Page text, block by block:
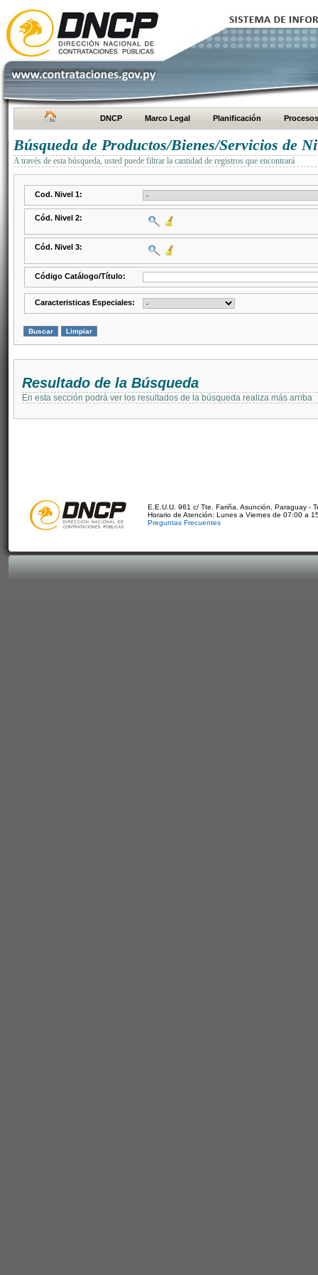
DNCP Marco Legal Planificación Procesos
Búsqueda de Productos/Bienes/Servicios de
A través de esta búsqueda, usted puede filtrar la cantidad de registros que encontrará
Cod. Nivel 1:
Cód. Nivel 2:
Cód. Nivel 3:
Código Catálogo/Título:
Caracteristicas Especiales:
Resultado de la Búsqueda
En esta sección podrá ver los resultados de la búsqueda realiza más arriba
E.E.U.U. 961 c/ Tte. Fariña. Asunción, Paraguay -
Horario de Atención: Lunes a Viernes de 07:00 a
Preguntas Frecuentes